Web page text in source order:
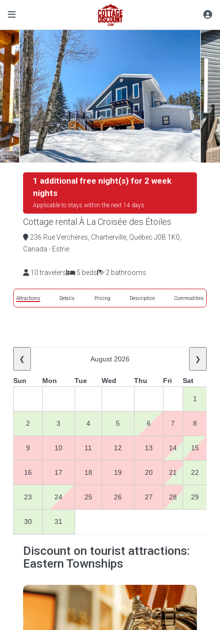
1 additional free night(s) for 2 week
nights
Applicable to stays within the next 14 days
Cottage rental À La Croisée des Étoiles
236 Rue Verchères, Chartierville, Québec J0B 1K0,
Canada - Estrie
10 travelers 5 beds 2 bathrooms
Attractions Details Pricing Description Commodities
❮ August 2026 ❯
Sun Mon Tue Wed Thu Fri Sat
1
2 3 4 5 6 7 8
9 10 11 12 13 14 15
16 17 18 19 20 21 22
23 24 25 26 27 28 29
30 31
Discount on tourist attractions:
Eastern Townships